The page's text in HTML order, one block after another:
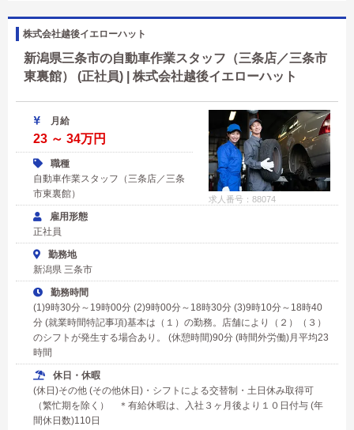
株式会社越後イエローハット
新潟県三条市の自動車作業スタッフ（三条店／三条市
東裏館） (正社員) | 株式会社越後イエローハット
求人番号：88074
月給
23 ～ 34万円
職種
自動車作業スタッフ（三条店／三条
市東裏館）
雇用形態
正社員
勤務地
新潟県 三条市
勤務時間
(1)9時30分～19時00分 (2)9時00分～18時30分 (3)9時10分～18時40
分 (就業時間特記事項)基本は（１）の勤務。店舗により（２）（３）
のシフトが発生する場合あり。 (休憩時間)90分 (時間外労働)月平均23
時間
休日・休暇
(休日)その他 (その他休日)・シフトによる交替制・土日休み取得可
（繁忙期を除く） ＊有給休暇は、入社３ヶ月後より１０日付与 (年
間休日数)110日